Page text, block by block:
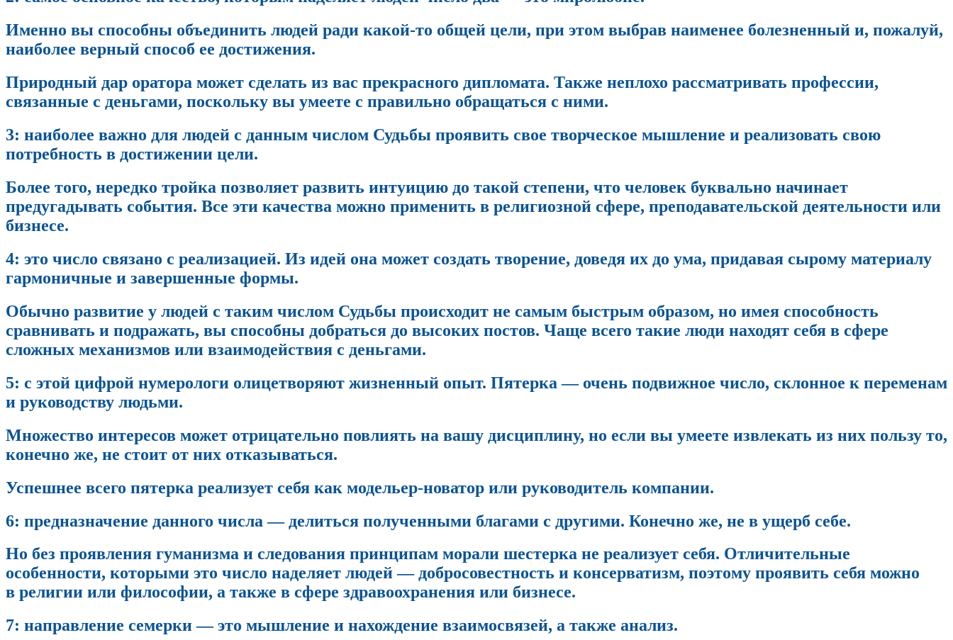
Именно вы способны объединить людей ради какой-то общей цели, при этом выбрав наименее болезненный и, пожалуй,
наиболее верный способ ее достижения.
Природный дар оратора может сделать из вас прекрасного дипломата. Также неплохо рассматривать профессии,
связанные с деньгами, поскольку вы умеете с правильно обращаться с ними.
3: наиболее важно для людей с данным числом Судьбы проявить свое творческое мышление и реализовать свою
потребность в достижении цели.
Более того, нередко тройка позволяет развить интуицию до такой степени, что человек буквально начинает
предугадывать события. Все эти качества можно применить в религиозной сфере, преподавательской деятельности или
бизнесе.
4: это число связано с реализацией. Из идей она может создать творение, доведя их до ума, придавая сырому материалу
гармоничные и завершенные формы.
Обычно развитие у людей с таким числом Судьбы происходит не самым быстрым образом, но имея способность
сравнивать и подражать, вы способны добраться до высоких постов. Чаще всего такие люди находят себя в сфере
сложных механизмов или взаимодействия с деньгами.
5: с этой цифрой нумерологи олицетворяют жизненный опыт. Пятерка — очень подвижное число, склонное к переменам
и руководству людьми.
Множество интересов может отрицательно повлиять на вашу дисциплину, но если вы умеете извлекать из них пользу то,
конечно же, не стоит от них отказываться.
Успешнее всего пятерка реализует себя как модельер-новатор или руководитель компании.
6: предназначение данного числа — делиться полученными благами с другими. Конечно же, не в ущерб себе.
Но без проявления гуманизма и следования принципам морали шестерка не реализует себя. Отличительные
особенности, которыми это число наделяет людей — добросовестность и консерватизм, поэтому проявить себя можно
в религии или философии, а также в сфере здравоохранения или бизнесе.
7: направление семерки — это мышление и нахождение взаимосвязей, а также анализ.